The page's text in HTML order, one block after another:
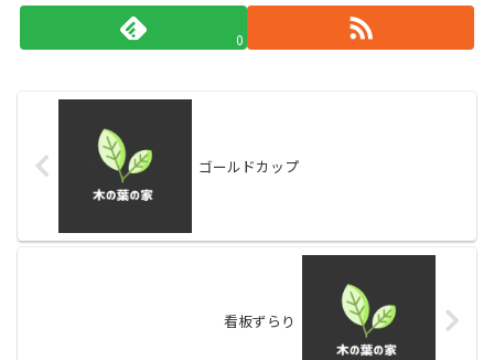
0
ゴールドカップ
看板ずらり